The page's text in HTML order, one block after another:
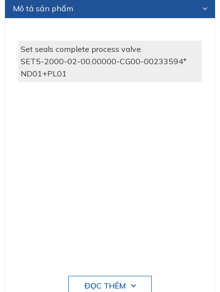
Mô tả sản phẩm
Set seals complete process valve
SET5-2000-02-00,00000-CG00-00233594*
ND01+PL01
ĐỌC THÊM